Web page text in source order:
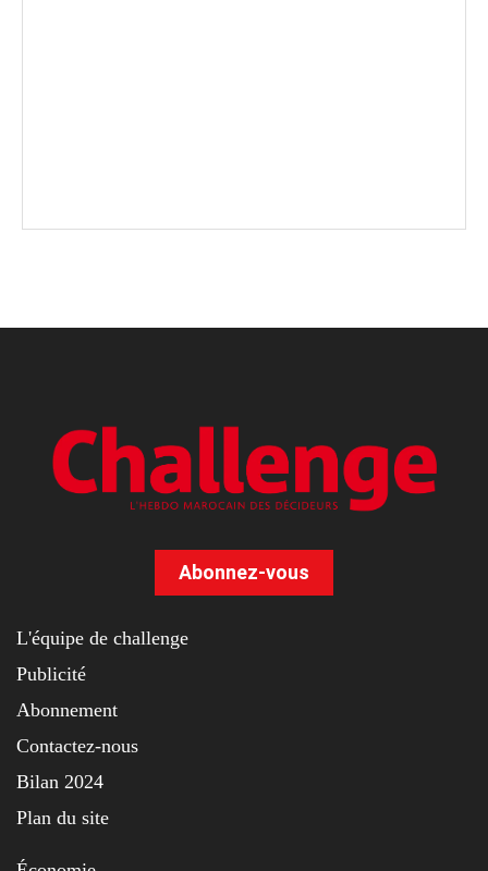
Abonnez-vous
L'équipe de challenge
Publicité
Abonnement
Contactez-nous
Bilan 2024
Plan du site